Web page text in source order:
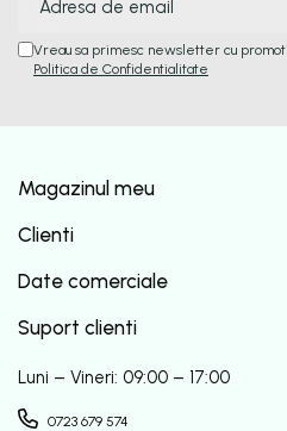
Vreau sa primesc newsletter cu
Politica de Confidentialitate
Magazinul meu
Clienti
Date comerciale
Suport clienti
Luni – Vineri: 09:00 – 17:00
0723 679 574